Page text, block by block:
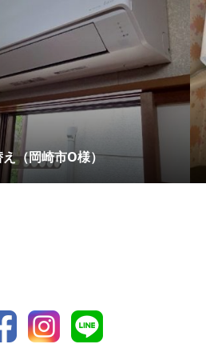
（岡崎市O様）